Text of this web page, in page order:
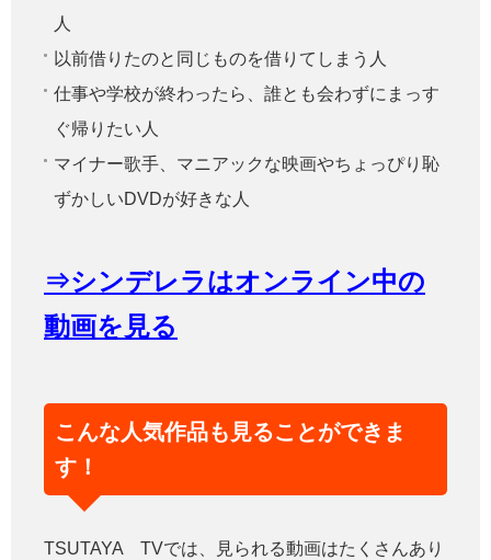
人
以前借りたのと同じものを借りてしまう人
仕事や学校が終わったら、誰とも会わずにまっす
ぐ帰りたい人
マイナー歌手、マニアックな映画やちょっぴり恥
ずかしいDVDが好きな人
⇒シンデレラはオンライン中の
動画を見る
こんな人気作品も見ることができま
す！
TSUTAYA TVでは、見られる動画はたくさんあり